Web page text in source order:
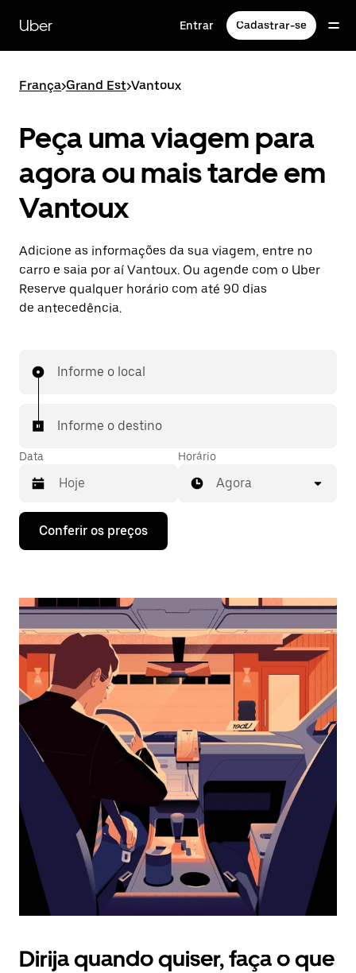
para
conteúdo
Uber Entrar Cadastrar-se
França>Grand Est>Vantoux
Peça uma viagem para
agora ou mais tarde em
Vantoux
Adicione as informações da sua viagem, entre no
carro e saia por aí Vantoux. Ou agende com o Uber
Reserve qualquer horário com até 90 dias
de antecedência.
Informe o local
Informe o destino
Data
Pressione
seta
interagir
o
calendário
selecionar
uma
data.
Pressione
a
tecla
“ESC”
o
calendário.
Horário
Agora
Conferir os preços
Dirija quando quiser, faça o que